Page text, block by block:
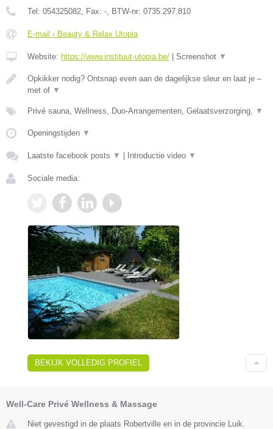
Tel: 054325082, Fax: -, BTW-nr: 0735.297.810
E-mail › Beauty & Relax Utopia
Website: https://www.instituut-utopia.be/ Screenshot ▼
Opkikker nodig? Ontsnap even aan de dagelijkse sleur en laat je –
met of ▼
Privé sauna, Wellness, Duo-Arrangementen, Gelaatsverzorging, ▼
Openingstijden ▼
Laatste facebook posts ▼ Introductie video ▼
Sociale media:
BEKIJK VOLLEDIG PROFIEL
Well-Care Privé Wellness & Massage
Niet gevestigd in de plaats Robertville en in de provincie Luik.